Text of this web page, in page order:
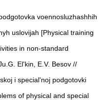
voennosluzhashhih
uslovijah [Physical training
in non-standard
El'kin, E.V. Besov //
i special'noj podgotovki
of physical and special